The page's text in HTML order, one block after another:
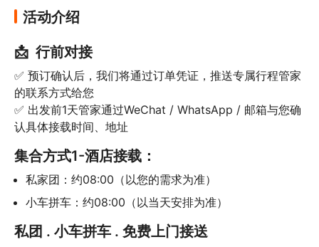
🏞️ 仙境二：峰林入画，漫步十里画廊，感受
活动介绍
📩  行前对接
✅ 预订确认后，我们将通过订单凭证，推送专属行程管家
的联系方式给您
✅ 出发前1天管家通过WeChat / WhatsApp / 邮箱与您确
认具体接载时间、地址
集合方式1-酒店接载：
私家团：约08:00（以您的需求为准）
小车拼车：约08:00（以当天安排为准）
私团 . 小车拼车 . 免费上门接送